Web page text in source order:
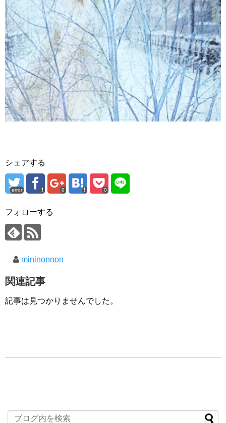
シェアする
error 0 0
フォローする
mininonnon
関連記事
記事は見つかりませんでした。